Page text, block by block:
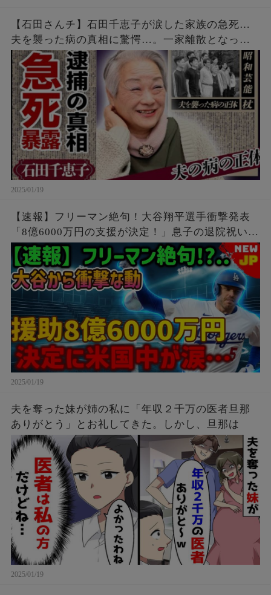
【石田さんチ】石田千恵子が涙した家族の急死…
夫を襲った病の真相に驚愕…。一家離散となった
石田家の現在と長男の結婚相手とは…？
2025/01/19
【速報】フリーマン絶句！大谷翔平選手衝撃発表
「8億6000万円の支援が決定！」息子の退院祝いに
サプライズプレゼントを送ったら涙が止まりませ
んでした！この決定には全米が感動しました
2025/01/19
夫を奪った妹が姉の私に「年収２千万の医者旦那
ありがとう」とお礼してきた。しかし、旦那は
2025/01/19